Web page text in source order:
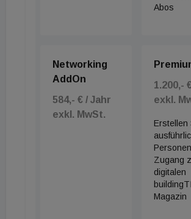
Das Forschungsvorhaben wird
branchenübergreifend unterstützt,
als auch durch die Expertise von
Branchenvertretungen. Zu den
Unternehmen der
Projekt unterstützen, gehören die
Group, Grawe Immobilien Verwaltung,
(Bundesimmobiliengesellschaft), ARE
Real Estate) und UBM Development.
Abos
Networking
AddOn
584,- € / Jahr
exkl. MwSt.
1.200,-
exkl.
Erstellen
Zugang
digitalen
Magazin